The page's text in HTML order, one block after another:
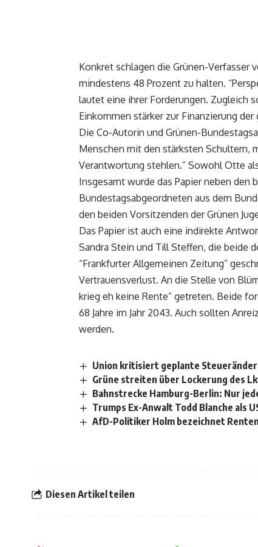
Konkret schlagen die Grünen-Verfasser
mindestens 48 Prozent zu halten.
lautet eine ihrer Forderungen. Zugleich
Einkommen stärker zur Finanzierung
Die Co-Autorin und Grünen-
Menschen mit den stärksten Schultern,
Verantwortung stehlen.” Sowohl Otte
Insgesamt wurde das Papier neben den
Bundestagsabgeordneten aus dem
den beiden Vorsitzenden der Grünen
Das Papier ist auch eine indirekte
Sandra Stein und Till Steffen, die beide
“Frankfurter Allgemeinen Zeitung”
Vertrauensverlust. An die Stelle von
krieg eh keine Rente” getreten. Beide
68 Jahre im Jahr 2043. Auch sollten
werden.
Union kritisiert geplante
Grüne streiten über Lockerung des
Bahnstrecke Hamburg-Berlin: Nur
Trumps Ex-Anwalt Todd Blanche als
AfD-Politiker Holm bezeichnet
Diesen Artikel teilen